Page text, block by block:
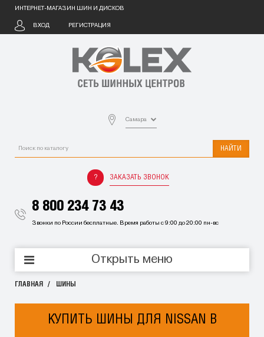
ИНТЕРНЕТ-МАГАЗИН ШИН И ДИСКОВ
ВХОД РЕГИСТРАЦИЯ
Самара
НАЙТИ
ЗАКАЗАТЬ ЗВОНОК
8 800 234 73 43
Звонки по России бесплатные. Время работы с 9:00 до 20:00 пн-вс
Открыть меню
ГЛАВНАЯ ШИНЫ
КУПИТЬ ШИНЫ ДЛЯ NISSAN В